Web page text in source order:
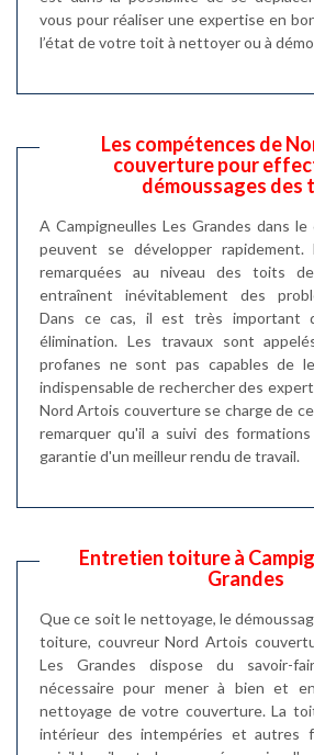
vous pour réaliser une expertise en
l’état de votre toit à nettoyer ou à
Les compétences de
couverture pour
démoussages des
A Campigneulles Les Grandes dans le
peuvent se développer
remarquées au niveau des toits
entraînent inévitablement des
Dans ce cas, il est très important
élimination. Les travaux sont
profanes ne sont pas capables de
indispensable de rechercher des
Nord Artois couverture se charge de
remarquer qu'il a suivi des
garantie d'un meilleur rendu de travail.
Entretien toiture à
Grandes
Que ce soit le nettoyage, le
toiture, couvreur Nord Artois
Les Grandes dispose du savoir-
nécessaire pour mener à bien et
nettoyage de votre couverture. La
intérieur des intempéries et autres